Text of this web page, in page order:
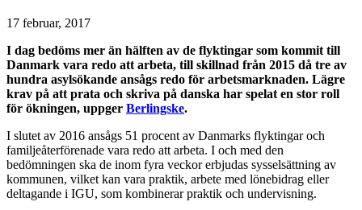
17 februar, 2017
I dag bedöms mer än hälften av de flyktingar som kommit till
Danmark vara redo att arbeta, till skillnad från 2015 då tre av
hundra asylsökande ansågs redo för arbetsmarknaden. Lägre
krav på att prata och skriva på danska har spelat en stor roll
för ökningen, uppger Berlingske.
I slutet av 2016 ansågs 51 procent av Danmarks flyktingar och
familjeåterförenade vara redo att arbeta. I och med den
bedömningen ska de inom fyra veckor erbjudas sysselsättning av
kommunen, vilket kan vara praktik, arbete med lönebidrag eller
deltagande i IGU, som kombinerar praktik och undervisning.